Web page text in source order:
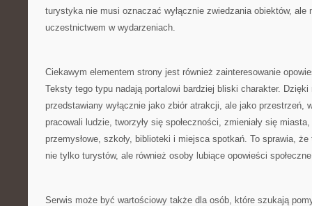
turystyka nie musi oznaczać wyłącznie zwiedzania obiektów, ale
uczestnictwem w wydarzeniach.
Ciekawym elementem strony jest również zainteresowanie
Teksty tego typu nadają portalowi bardziej bliski charakter.
przedstawiany wyłącznie jako zbiór atrakcji, ale jako przestrzeń,
pracowali ludzie, tworzyły się społeczności, zmieniały się miasta,
przemysłowe, szkoły, biblioteki i miejsca spotkań. To sprawia,
nie tylko turystów, ale również osoby lubiące opowieści
Serwis może być wartościowy także dla osób, które szukają